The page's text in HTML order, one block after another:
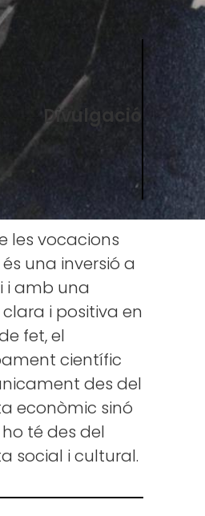
Divulgació
les vocacions
una inversió a
i amb una
i positiva en
fet, el
científic
des del
econòmic sinó
té des del
social i cultural.